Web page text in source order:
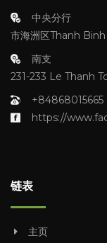
中央分行
市海洲区Thanh Binh
南支
231-233 Le Thanh
+84868015665
https://
链表
主页